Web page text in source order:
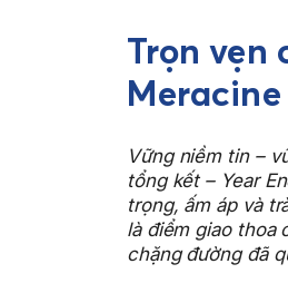
Trọn vẹn
Vững niềm tin –
tổng kết – Year
trọng, ấm áp và
là điểm giao thoa
chặng đường đã